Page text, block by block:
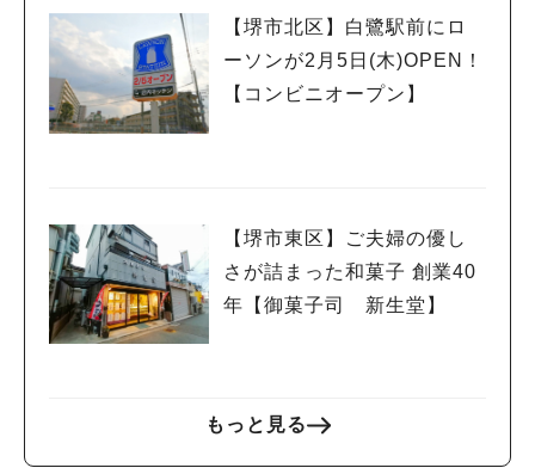
【堺市北区】白鷺駅前にロ
ーソンが2月5日(木)OPEN！
【コンビニオープン】
【堺市東区】ご夫婦の優し
さが詰まった和菓子 創業40
年【御菓子司 新生堂】
もっと見る
人気のキーワード
#泉ヶ丘駅#栂・美木多駅#光明池駅 #なかもず駅#深井駅
#あなたはどっち？